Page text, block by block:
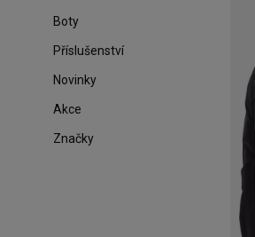
Boty
Příslušenství
Novinky
Akce
Značky